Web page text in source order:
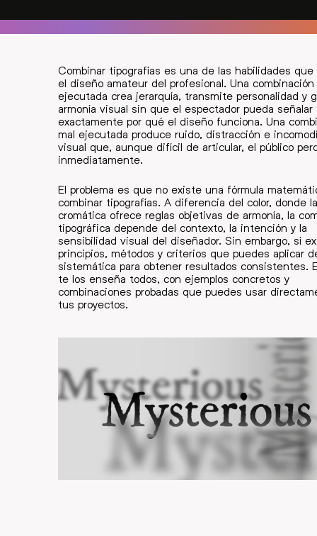
Combinar tipografías es una de las habilidades que
el diseño amateur del profesional. Una
ejecutada crea jerarquía, transmite personalidad y
armonía visual sin que el espectador pueda señalar
exactamente por qué el diseño funciona. Una
mal ejecutada produce ruido, distracción e
visual que, aunque difícil de articular, el público
inmediatamente.
El problema es que no existe una fórmula
combinar tipografías. A diferencia del color, donde
cromática ofrece reglas objetivas de armonía, la
tipográfica depende del contexto, la intención y la
sensibilidad visual del diseñador. Sin embargo, sí
principios, métodos y criterios que puedes aplicar
sistemática para obtener resultados consistentes.
te los enseña todos, con ejemplos concretos y
combinaciones probadas que puedes usar
tus proyectos.